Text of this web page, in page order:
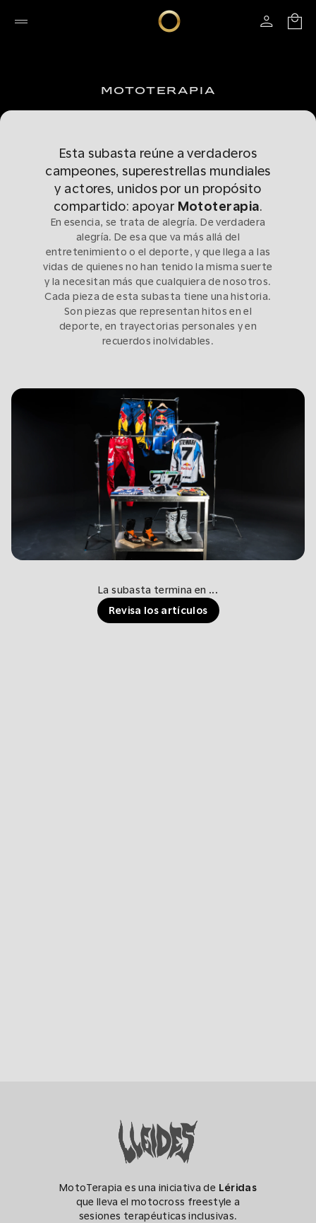
MOTOTERAPIA
Esta subasta reúne a verdaderos
campeones, superestrellas mundiales
y actores, unidos por un propósito
compartido: apoyar Mototerapia.
En esencia, se trata de alegría. De verdadera
alegría. De esa que va más allá del
entretenimiento o el deporte, y que llega a las
vidas de quienes no han tenido la misma suerte
y la necesitan más que cualquiera de nosotros.
Cada pieza de esta subasta tiene una historia.
Son piezas que representan hitos en el
deporte, en trayectorias personales y en
recuerdos inolvidables.
La subasta termina en ...
Revisa los artículos
MotoTerapia es una iniciativa de Léridas
que lleva el motocross freestyle a
sesiones terapéuticas inclusivas.